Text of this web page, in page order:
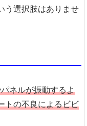
う選択肢はありませ
ネルが振動するよ
トの不良によるビビ